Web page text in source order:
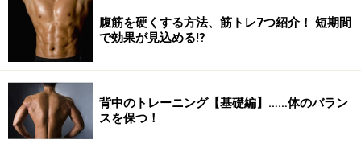
るのが感じられると思います。立っている時は前屈とは
反対の動きで、前屈で伸ばされていると感じられた筋肉
が緊張しています。そしてこれらの筋肉が弱いと腰に負
担がかかるのです。
腹筋を硬くする方法、筋トレ7つ紹介！ 短期間
で効果が見込める⁉
背中のトレーニング【基礎編】……体のバラン
スを保つ！